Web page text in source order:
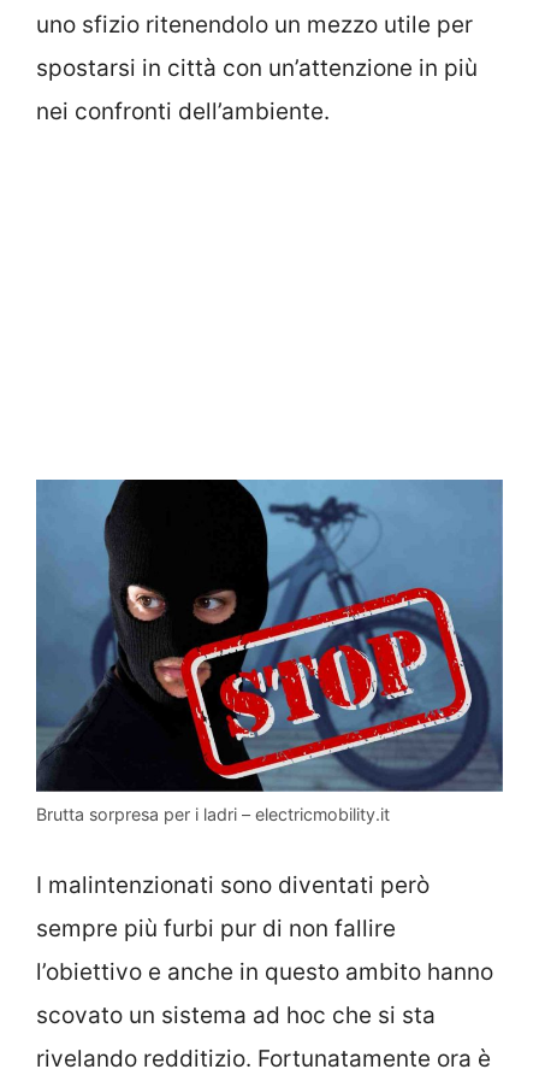
uno sfizio ritenendolo un mezzo utile per
spostarsi in città con un’attenzione in più
nei confronti dell’ambiente.
Brutta sorpresa per i ladri – electricmobility.it
I malintenzionati sono diventati però
sempre più furbi pur di non fallire
l’obiettivo e anche in questo ambito hanno
scovato un sistema ad hoc che si sta
rivelando redditizio. Fortunatamente ora è